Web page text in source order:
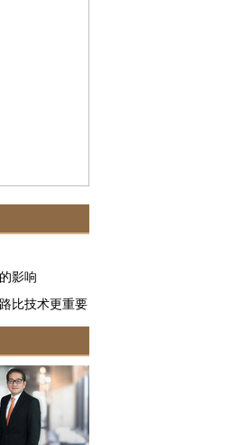
影响
比技术更重要